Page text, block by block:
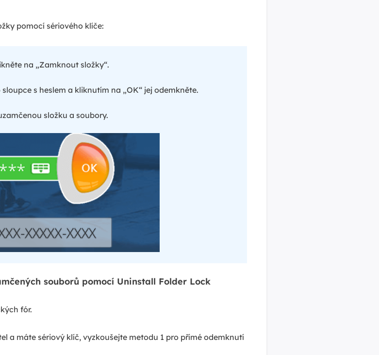
pomocí sériového klíče:
na „Zamknout složky“.
s heslem a kliknutím na „OK“ jej odemkněte.
složku a soubory.
souborů pomocí Uninstall Folder Lock
fór.
a máte sériový klíč, vyzkoušejte metodu 1 pro přímé odemknutí